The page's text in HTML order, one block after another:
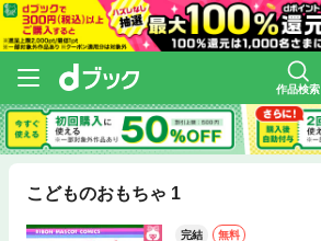
作品検索
こどものおもちゃ 1
完結 無料